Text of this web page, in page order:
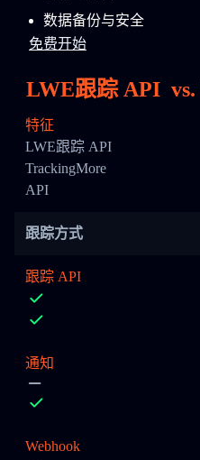
数据备份与安全
免费开始
LWE跟踪 API vs.
特征
LWE跟踪 API
TrackingMore
API
跟踪方式
跟踪 API
通知
Webhook